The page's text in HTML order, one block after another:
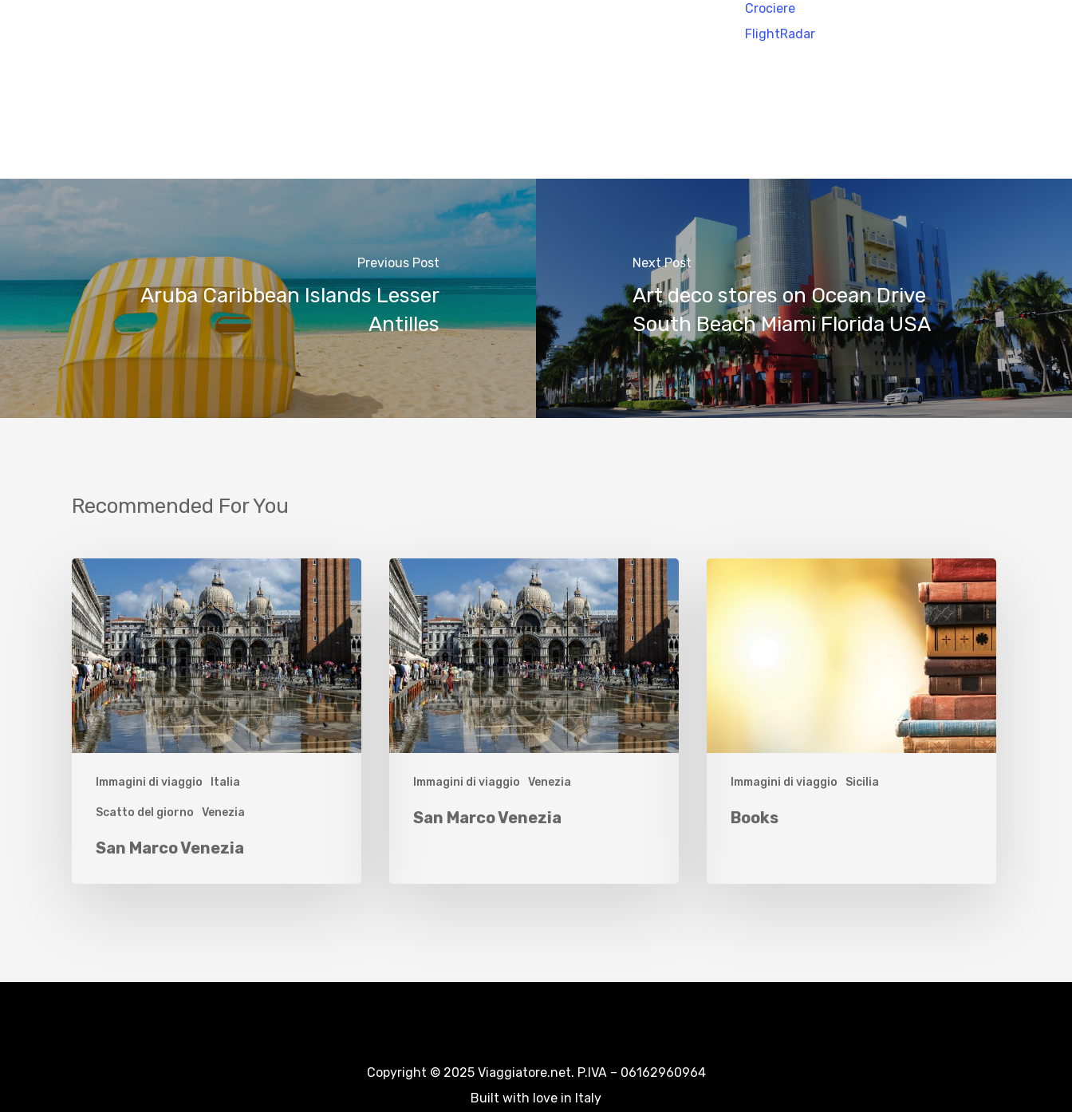
Crociere
FlightRadar
Previous Post
Aruba Caribbean Islands Lesser
Antilles
Next Post
Art deco stores on Ocean Drive
South Beach Miami Florida USA
Recommended For You
Immagini di viaggio Italia
Scatto del giorno Venezia
San Marco Venezia
Immagini di viaggio Venezia
San Marco Venezia
Immagini di viaggio Sicilia
Books
Copyright © 2025 Viaggiatore.net. P.IVA – 06162960964
Built with love in Italy